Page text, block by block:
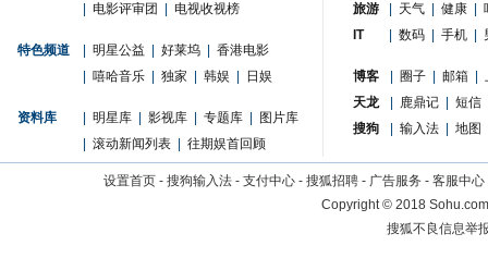
电影评审团 电视收视榜
特色频道 明星公益 好莱坞
香港电影
嘻哈音乐 独家 韩娱 日娱
资料库 明星库 影视库 专题库
图片库
滚动新闻列表 往期娱首回顾
旅游
天气 健康
IT
数码 手机
博客 圈子 邮箱
天龙
鹿鼎记
短信
搜狗
输入法 地图
设置首页 - 搜狗输入法 - 支付中心 - 搜狐招聘 - 广告服务 - 客服中心
Copyright©2018
搜狐不良信息举